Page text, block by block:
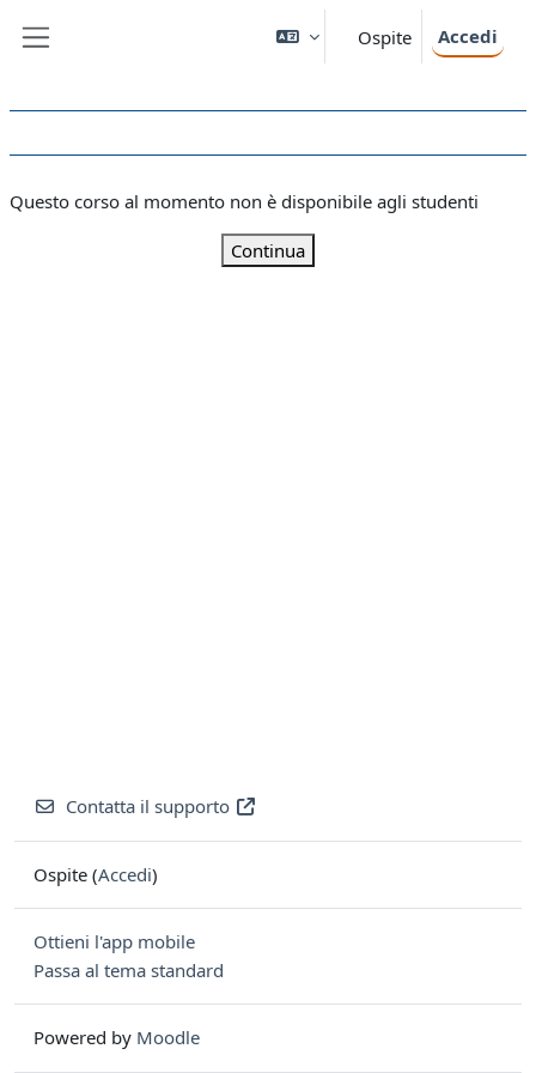
Ospite Accedi
Questo corso al momento non è disponibile agli studenti
Continua
Contatta il supporto
Ospite (Accedi)
Ottieni l'app mobile
Passa al tema standard
Powered by Moodle